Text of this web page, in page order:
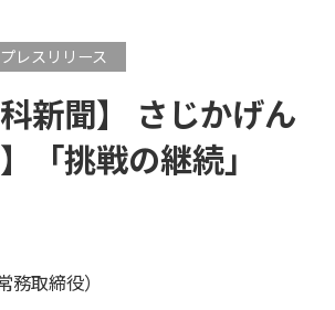
プレスリリース
科新聞】 さじかげん
「挑戦の継続」
務取締役）